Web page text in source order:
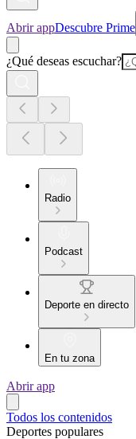
Abrir appDescubre Prime
¿Qué deseas escuchar?
Radio
Podcast
Deporte en directo
En tu zona
Abrir app
Todos los contenidos
Deportes populares